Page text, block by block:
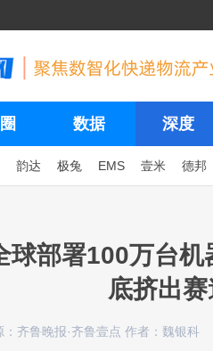
数据 深度
韵达 极兔 EMS 壹米 德邦
球部署100万台
底挤出赛
：齐鲁晚报·齐鲁壹点 作者：魏银科